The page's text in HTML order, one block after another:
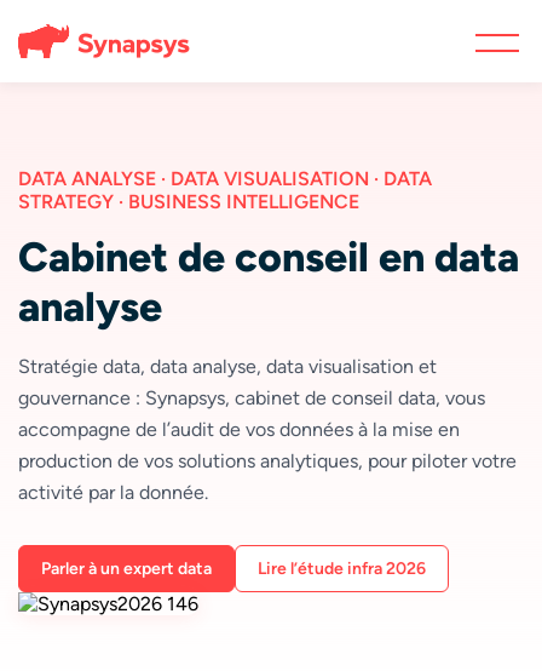
DATA ANALYSE · DATA VISUALISATION · DATA
STRATEGY · BUSINESS INTELLIGENCE
Cabinet de conseil en data
analyse
Stratégie data, data analyse, data visualisation et
gouvernance : Synapsys, cabinet de conseil data, vous
accompagne de l’audit de vos données à la mise en
production de vos solutions analytiques, pour piloter votre
activité par la donnée.
Parler à un expert data Lire l’étude infra 2026